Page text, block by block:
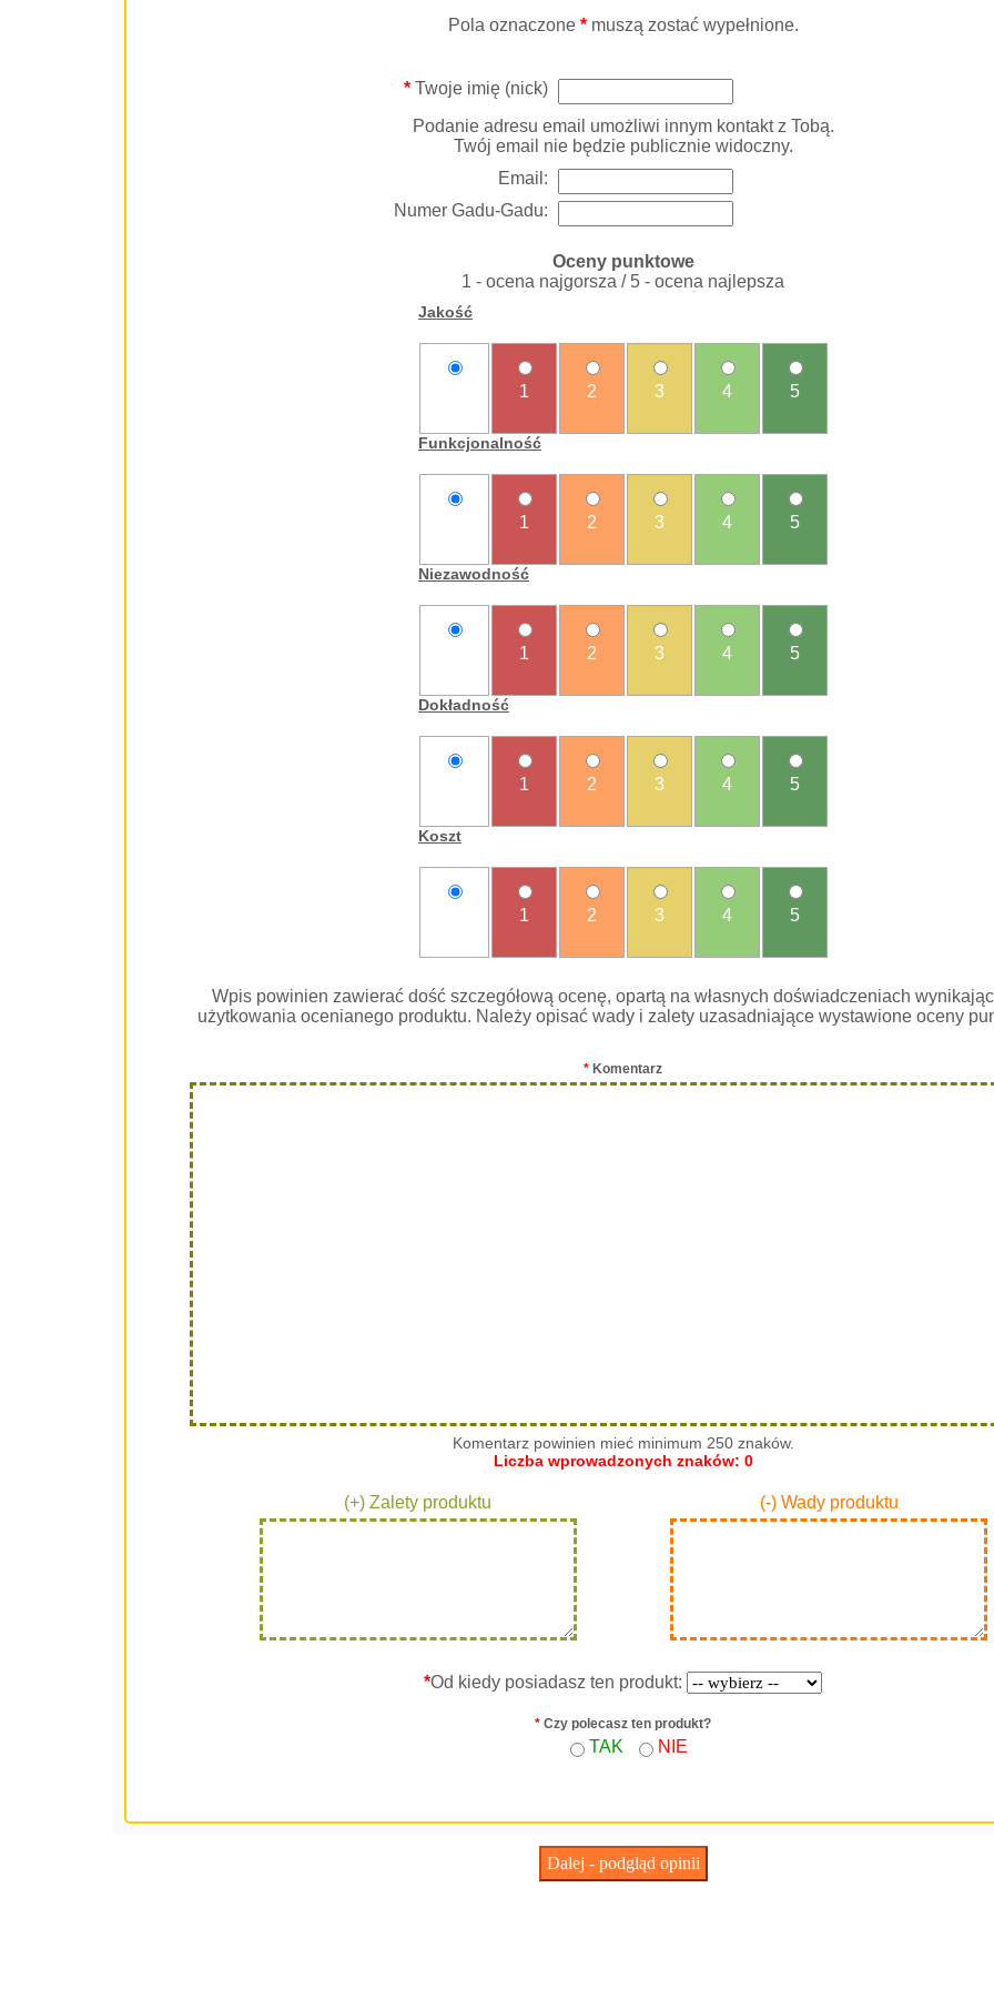
Pola oznaczone *muszą zostać wypełnione.
*Twoje imię (nick)
Podanie adresu email umożliwi innym kontakt z Tobą.
Twój email nie będzie publicznie widoczny.
Email:
Numer Gadu-Gadu:
Oceny punktowe
1 - ocena najgorsza / 5 - ocena najlepsza
Jakość
1 2 3 4 5
Funkcjonalność
1 2 3 4 5
Niezawodność
1 2 3 4 5
Dokładność
1 2 3 4 5
Koszt
1 2 3 4 5
Wpis powinien zawierać dość szczegółową ocenę, opartą na własnych doświadczeniach
użytkowania ocenianego produktu. Należy opisać wady i zalety uzasadniające wystawione oceny
* Komentarz
Komentarz powinien mieć minimum 250 znaków.
Liczba wprowadzonych znaków: 0
(+) Zalety produktu (-) Wady produktu
*Od kiedy posiadasz ten produkt:
* Czy polecasz ten produkt?
TAK NIE